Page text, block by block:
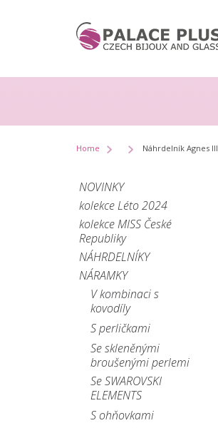
Home Náhrdelník Agnes III
NOVINKY
kolekce Léto 2024
kolekce MISS České
Republiky
NÁHRDELNÍKY
NÁRAMKY
V kombinaci s
kovodíly
S perličkami
Se skleněnými
broušenými perlemi
Se SWAROVSKI
ELEMENTS
S ohňovkami